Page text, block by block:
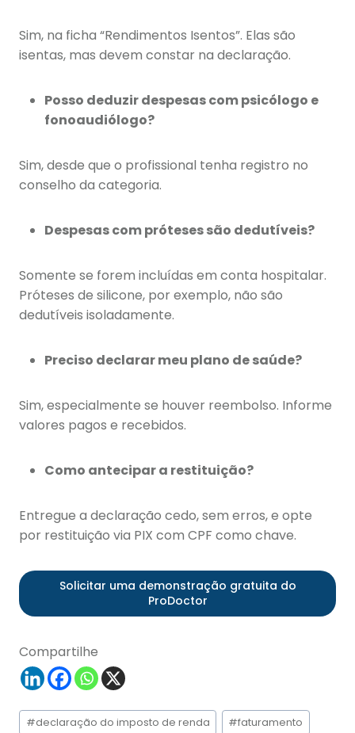
Sim, na ficha “Rendimentos Isentos”. Elas são
isentas, mas devem constar na declaração.
Posso deduzir despesas com psicólogo e
fonoaudiólogo?
Sim, desde que o profissional tenha registro no
conselho da categoria.
Despesas com próteses são dedutíveis?
Somente se forem incluídas em conta hospitalar.
Próteses de silicone, por exemplo, não são
dedutíveis isoladamente.
Preciso declarar meu plano de saúde?
Sim, especialmente se houver reembolso. Informe
valores pagos e recebidos.
Como antecipar a restituição?
Entregue a declaração cedo, sem erros, e opte
por restituição via PIX com CPF como chave.
Solicitar uma demonstração gratuita do
ProDoctor
Compartilhe
Tags
#declaração do imposto de renda #faturamento